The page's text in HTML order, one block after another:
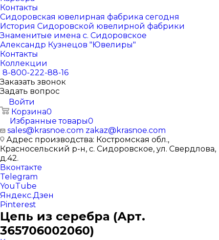
Контакты
Сидоровская ювелирная фабрика сегодня
История Сидоровской ювелирной фабрики
Знаменитые имена с. Сидоровское
Александр Кузнецов "Ювелиры"
Контакты
Коллекции
8-800-222-88-16
Заказать звонок
Задать вопрос
Войти
Корзина0
Избранные товары0
sales@krasnoe.com zakaz@krasnoe.com
Адрес производства: Костромская обл.,
Красносельский р-н, с. Сидоровское, ул. Свердлова,
д.42.
Вконтакте
Telegram
YouTube
Яндекс.Дзен
Pinterest
Цепь из серебра (Арт.
365706002060)